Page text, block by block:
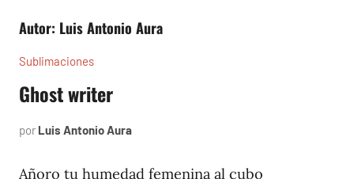
Autor: Luis Antonio Aura
Sublimaciones
Ghost writer
por Luis Antonio Aura
2023
Añoro tu humedad femenina al cubo